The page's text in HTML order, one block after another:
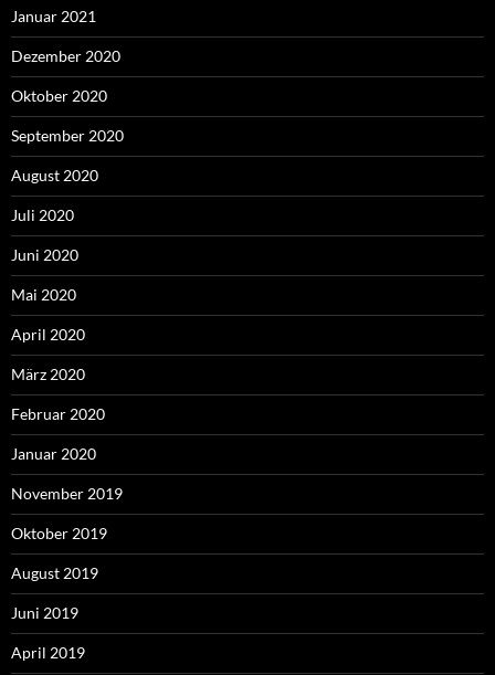
Januar 2021
Dezember 2020
Oktober 2020
September 2020
August 2020
Juli 2020
Juni 2020
Mai 2020
April 2020
März 2020
Februar 2020
Januar 2020
November 2019
Oktober 2019
August 2019
Juni 2019
April 2019